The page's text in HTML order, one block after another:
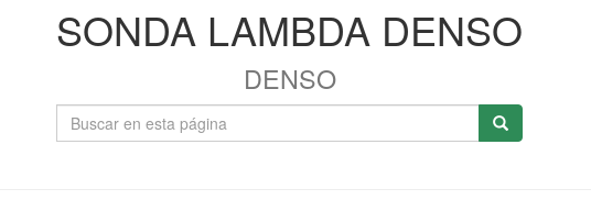
SONDA LAMBDA DENSO
DENSO